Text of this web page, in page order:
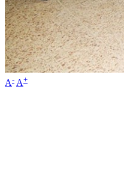
A- A+